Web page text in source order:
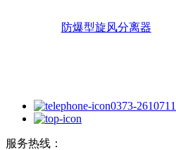
防爆型旋风分离器
0373-2610711
服务热线：